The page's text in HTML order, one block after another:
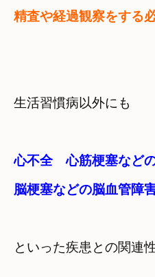
精査や経過観察をする
生活習慣病以外にも
心不全　心筋梗塞など
脳梗塞などの脳血管障
といった疾患との関連